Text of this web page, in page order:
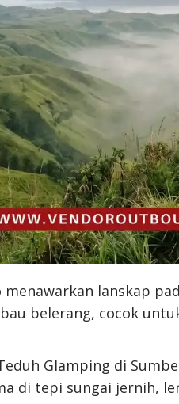
lanskap
belerang, cocok
Glamping di
di tepi sungai jernih,